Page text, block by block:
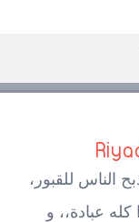
الناس للقبور،
عبادة،، و